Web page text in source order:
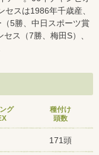
スは1986年千歳産、
5勝、中日スポーツ賞
ス（7勝、梅田S）、
グ
種付け
頭数
171頭